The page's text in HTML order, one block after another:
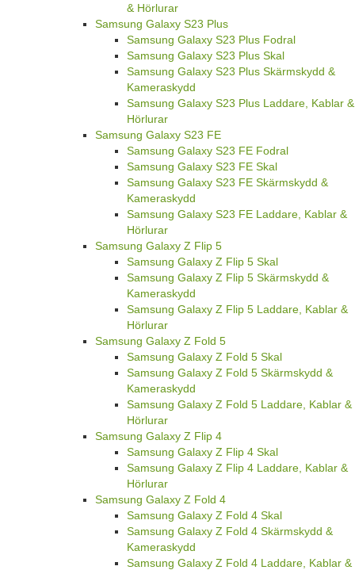
& Hörlurar
Samsung Galaxy S23 Plus
Samsung Galaxy S23 Plus Fodral
Samsung Galaxy S23 Plus Skal
Samsung Galaxy S23 Plus Skärmskydd &
Kameraskydd
Samsung Galaxy S23 Plus Laddare, Kablar &
Hörlurar
Samsung Galaxy S23 FE
Samsung Galaxy S23 FE Fodral
Samsung Galaxy S23 FE Skal
Samsung Galaxy S23 FE Skärmskydd &
Kameraskydd
Samsung Galaxy S23 FE Laddare, Kablar &
Hörlurar
Samsung Galaxy Z Flip 5
Samsung Galaxy Z Flip 5 Skal
Samsung Galaxy Z Flip 5 Skärmskydd &
Kameraskydd
Samsung Galaxy Z Flip 5 Laddare, Kablar &
Hörlurar
Samsung Galaxy Z Fold 5
Samsung Galaxy Z Fold 5 Skal
Samsung Galaxy Z Fold 5 Skärmskydd &
Kameraskydd
Samsung Galaxy Z Fold 5 Laddare, Kablar &
Hörlurar
Samsung Galaxy Z Flip 4
Samsung Galaxy Z Flip 4 Skal
Samsung Galaxy Z Flip 4 Laddare, Kablar &
Hörlurar
Samsung Galaxy Z Fold 4
Samsung Galaxy Z Fold 4 Skal
Samsung Galaxy Z Fold 4 Skärmskydd &
Kameraskydd
Samsung Galaxy Z Fold 4 Laddare, Kablar &